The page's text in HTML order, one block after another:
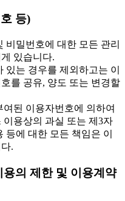
등)
밀번호에 대한 모든 관리
있습니다.
는 경우를 제외하고는 이
를 공유, 양도 또는 변경할
된 이용자번호에 의하여
이용상의 과실 또는 제3자
등에 대한 모든 책임은 이
.
의 제한 및 이용계약